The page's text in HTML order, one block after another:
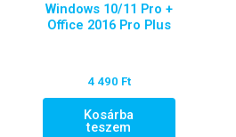
Windows 10/11 Pro +
Office 2016 Pro Plus
4 490 Ft
Kosárba
teszem